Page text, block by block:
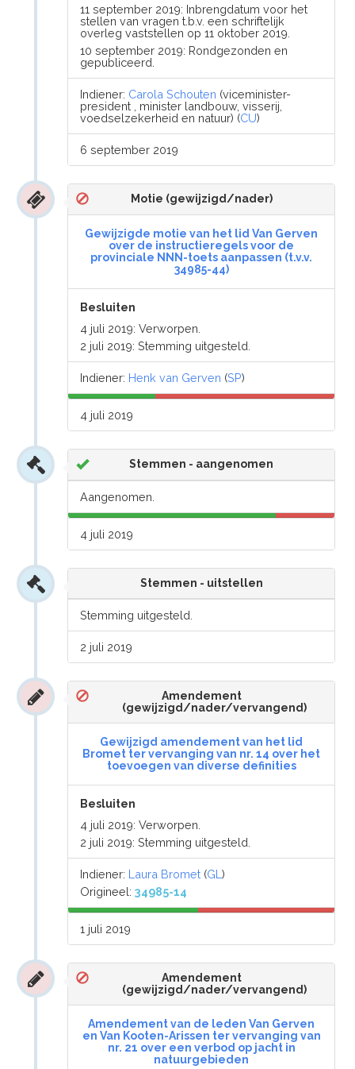
11 september 2019: Inbrengdatum voor het
stellen van vragen t.b.v. een schriftelijk
overleg vaststellen op 11 oktober 2019.
10 september 2019: Rondgezonden en
gepubliceerd.
Indiener: Carola Schouten (viceminister-
president , minister landbouw, visserij,
voedselzekerheid en natuur) (CU)
6 september 2019
Motie (gewijzigd/nader)
Gewijzigde motie van het lid Van Gerven
over de instructieregels voor de
provinciale NNN-toets aanpassen (t.v.v.
34985-44)
Besluiten
4 juli 2019: Verworpen.
2 juli 2019: Stemming uitgesteld.
Indiener: Henk van Gerven (SP)
4 juli 2019
Stemmen - aangenomen
Aangenomen.
4 juli 2019
Stemmen - uitstellen
Stemming uitgesteld.
2 juli 2019
Amendement
(gewijzigd/nader/vervangend)
Gewijzigd amendement van het lid
Bromet ter vervanging van nr. 14 over het
toevoegen van diverse definities
Besluiten
4 juli 2019: Verworpen.
2 juli 2019: Stemming uitgesteld.
Indiener: Laura Bromet (GL)
Origineel:34985-14
1 juli 2019
Amendement
(gewijzigd/nader/vervangend)
Amendement van de leden Van Gerven
en Van Kooten-Arissen ter vervanging van
nr. 21 over een verbod op jacht in
natuurgebieden